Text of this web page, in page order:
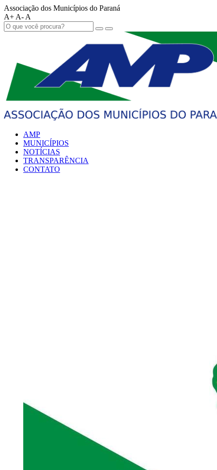
Associação dos Municípios do Paraná
A+ A- A
AMP
MUNICÍPIOS
NOTÍCIAS
TRANSPARÊNCIA
CONTATO